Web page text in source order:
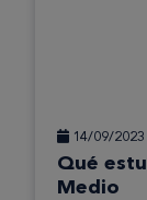
14/09/2023
Qué
Medio